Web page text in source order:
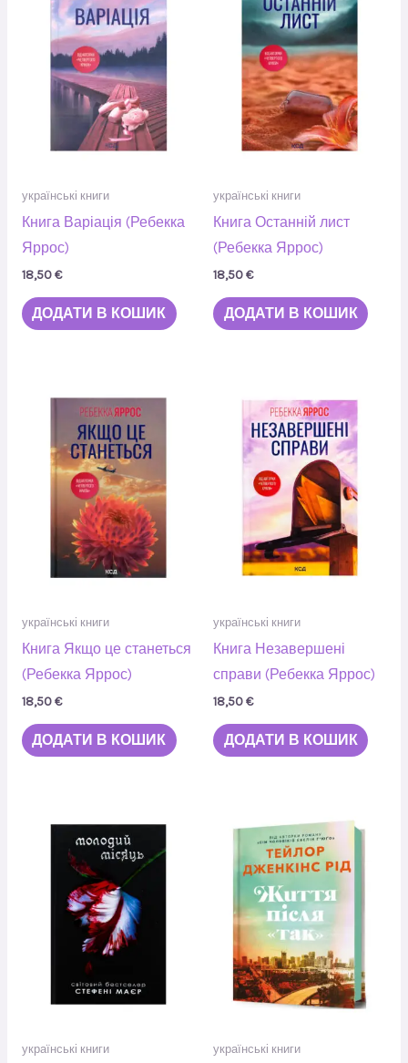
українські книги
Книга Варіація (Ребекка
Яррос)
18,50€
ДОДАТИ В КОШИК
українські книги
Книга Останній лист
(Ребекка Яррос)
18,50€
ДОДАТИ В КОШИК
українські книги
Книга Якщо це станеться
(Ребекка Яррос)
18,50€
ДОДАТИ В КОШИК
українські книги
Книга Незавершені
справи (Ребекка Яррос)
18,50€
ДОДАТИ В КОШИК
українські книги українські книги